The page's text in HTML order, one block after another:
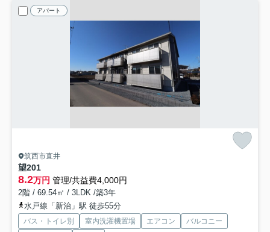
アパート
筑西市直井
望201
8.2万円 管理/共益費4,000円
2階 / 69.54㎡ / 3LDK /築3年
水戸線「新治」駅 徒歩55分
バス・トイレ別 室内洗濯機置場 エアコン
バルコニー